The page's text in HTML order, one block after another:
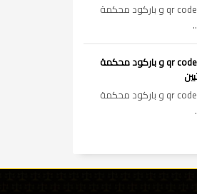
أجندة جلسات qr code و باركود محكمة
أجندة جلسات qr code و باركود محكمة
أجندة جلسات qr code و باركود محكمة